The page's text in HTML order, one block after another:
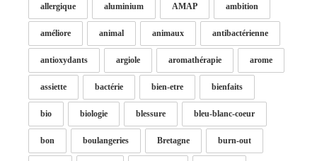
allergique aluminium AMAP ambition
améliore animal animaux antibactérienne
antioxydants argiole aromathérapie arome
assiette bactérie bien-etre bienfaits
bio biologie blessure bleu-blanc-coeur
bon boulangeries Bretagne burn-out